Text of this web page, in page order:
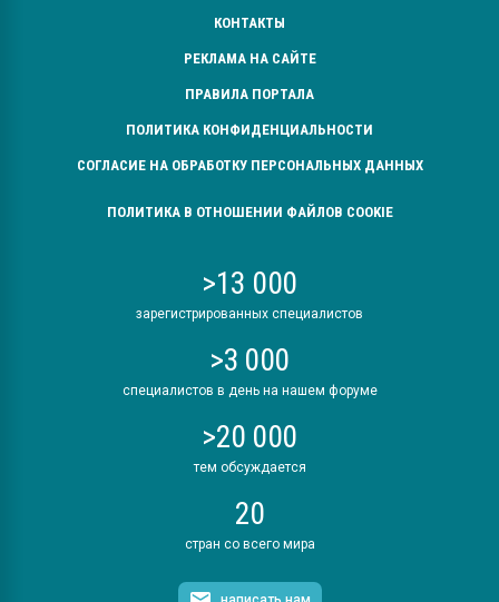
КОНТАКТЫ
РЕКЛАМА НА САЙТЕ
ПРАВИЛА ПОРТАЛА
ПОЛИТИКА КОНФИДЕНЦИАЛЬНОСТИ
СОГЛАСИЕ НА ОБРАБОТКУ ПЕРСОНАЛЬНЫХ ДАННЫХ
ПОЛИТИКА В ОТНОШЕНИИ ФАЙЛОВ COOKIE
>13 000
зарегистрированных специалистов
>3 000
специалистов в день на нашем форуме
>20 000
тем обсуждается
20
стран со всего мира